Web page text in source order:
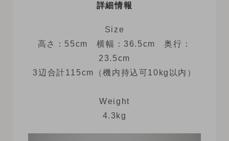
詳細情報
Size
高さ：55cm 横幅：36.5cm 奥行：
23.5cm
3辺合計115cm（機内持込可10kg以内）
Weight
4.3kg